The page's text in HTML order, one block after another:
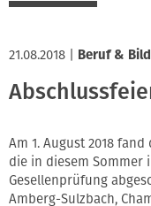
21.08.2018 Beruf &
Am 1. August 2018
die in diesem
Gesellenprüfung
Amberg-Sulzbach,